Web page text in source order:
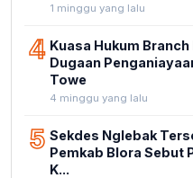
1 minggu yang lalu
4 Kuasa Hukum
Dugaan
Towe
4 minggu yang lalu
5 Sekdes Nglebak
Pemkab Blora Sebut
K...